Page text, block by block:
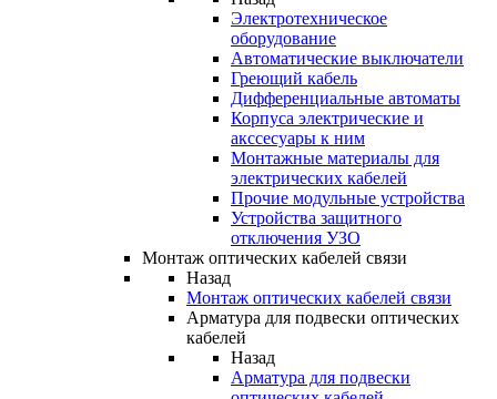
Электротехническое
оборудование
Автоматические выключатели
Греющий кабель
Дифференциальные автоматы
Корпуса электрические и
акссесуары к ним
Монтажные материалы для
электрических кабелей
Прочие модульные устройства
Устройства защитного
отключения УЗО
Монтаж оптических кабелей связи
Назад
Монтаж оптических кабелей связи
Арматура для подвески оптических
кабелей
Назад
Арматура для подвески